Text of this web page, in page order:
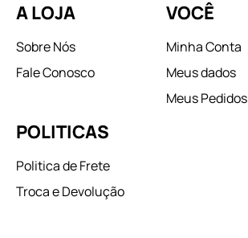
A LOJA
Sobre Nós
Fale Conosco
VOCÊ
Minha Conta
Meus dados
Meus Pedidos
POLITICAS
Politica de Frete
Troca e Devolução